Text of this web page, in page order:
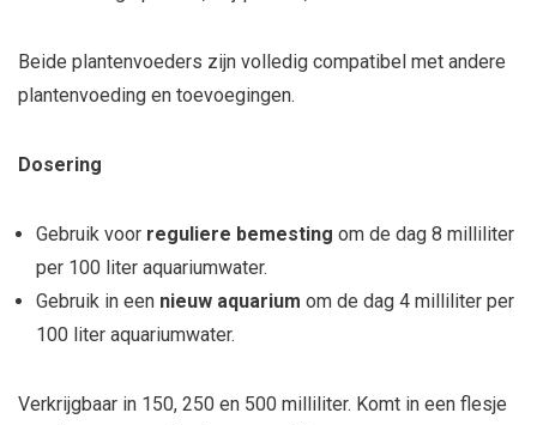
Beide plantenvoeders zijn volledig compatibel met andere
plantenvoeding en toevoegingen.
Dosering
Gebruik voor reguliere bemesting om de dag 8 milliliter
per 100 liter aquariumwater.
Gebruik in een nieuw aquarium om de dag 4 milliliter per
100 liter aquariumwater.
Verkrijgbaar in 150, 250 en 500 milliliter. Komt in een flesje